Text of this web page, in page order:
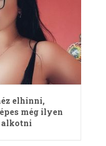
elhinni,
még ilyen
alkotni